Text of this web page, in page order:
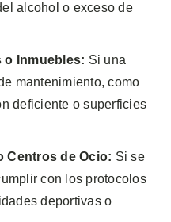
alcohol o exceso de
o Inmuebles: Si una
mantenimiento, como
deficiente o superficies
Centros de Ocio: Si se
con los protocolos
deportivas o